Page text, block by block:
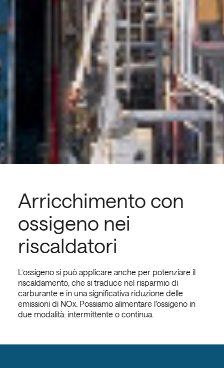
Arricchimento con
ossigeno nei
riscaldatori
L’ossigeno si può applicare anche per potenziare il
riscaldamento, che si traduce nel risparmio di
carburante e in una significativa riduzione delle
emissioni di NOx. Possiamo alimentare l’ossigeno in
due modalità: intermittente o continua.